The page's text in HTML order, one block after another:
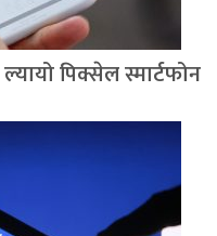
पिक्सेल स्मार्टफोन